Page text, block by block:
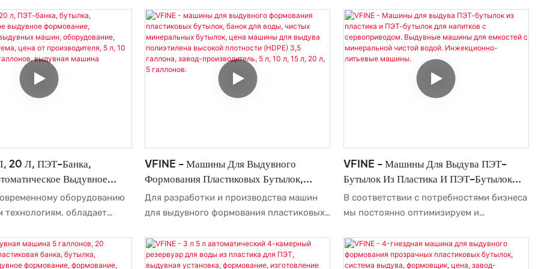
производит пластиковые
5 л, 10 л, 15 л, 20 л и 5
Пластиковых Бутылок.
объединяет в единый непрерывный
процесс, обеспечивая эффективное
одноэтапное производство пластиковых
бутылок и резервуаров для воды из ПЭТ
объемом от 5 до 20 литров.
сочетая в себе высококачественное
сырье и превосходную и стабильную
работу. Таким образом, мы гарантируем,
что этот продукт обладает множеством
преимуществ. Более того, его уникальный
и привлекательный внешний вид
выделяет его среди других подобных
20 Л, ПЭТ-Банка,
Выдувное
Изготовление Выдувных
Выдувная
Л, 5 Галлонов, Выдувная
оборудованию
технологиям, обладает
способствует
качеству этого продукта.
VFINE - Машины Для Выдувного
Формования Пластиковых Бутылок,
Банок Для Воды, Чистых Минеральных
Бутылок, Цена Машины Для Выдува
3,5 Галлона, Завод-Производитель, 5 Л,
10 Л, 15 Л, 20 Л, 5 Галлонов.
Для разработки и производства машин
для выдувного формования пластиковых
бутылок, чистых минеральных выдувных
машин используются самые современные
VFINE - Машины Для Выдува ПЭТ-
Бутылок Из Пластика И ПЭТ-Бутылок
Для Напитков С Сервоприводом.
Выдувные Машины Для Емкостей С
Инжекционно-Литьевые Машины.
В соответствии с потребностями бизнеса
мы постоянно оптимизируем и
числе… Эти технологии способствуют
повышению эффективности нашего